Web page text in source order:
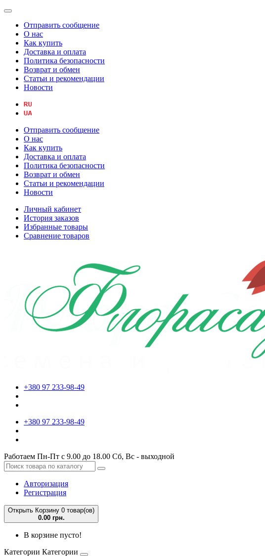
Отправить сообщение
О нас
Как купить
Доставка и оплата
Политика безопасности
Возврат и обмен
Статьи и рекомендации
Новости
Отправить сообщение
О нас
Как купить
Доставка и оплата
Политика безопасности
Возврат и обмен
Статьи и рекомендации
Новости
Личный кабинет
История заказов
Избранные товары
Сравнение товаров
+380 97 233-98-49
+380 97 233-98-49
Работаем Пн-Пт с 9.00 до 18.00 Сб, Вс - выходной
Авторизация
Регистрация
Открыть Корзину 0 товар(ов)
0.00 грн.
В корзине пусто!
Категории Категории